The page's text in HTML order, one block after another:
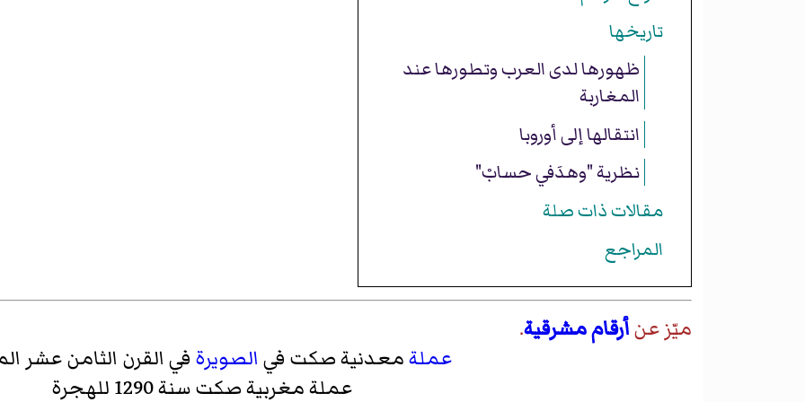
تاريخها
ظهورها لدى العرب وتطورها عند
المغاربة
انتقالها إلى أوروبا
نظرية "وهدَفي حسابْ"
مقالات ذات صلة
المراجع
ميّز عنأرقام مشرقية.
عملةمعدنية صكت في الصويرة في القرن الثامن عشر
عملة مغربية صكت سنة 1290 للهجرة